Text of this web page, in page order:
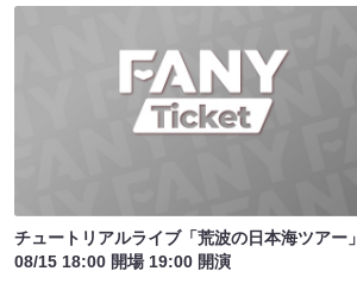
チュートリアルライブ「荒波の日本海ツアー」
08/15 18:00 開場 19:00 開演